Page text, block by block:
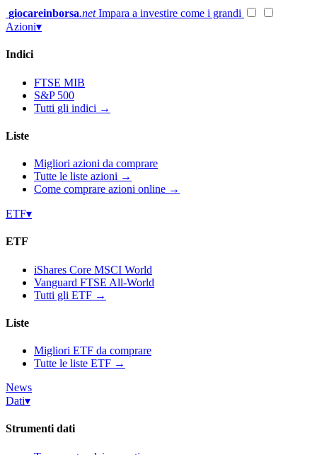
Vai
al
giocareinborsa.net Impara a investire come i grandi
Azioni▾
Indici
FTSE MIB
S&P 500
Tutti gli indici →
Liste
Migliori azioni da comprare
Tutte le liste azioni →
Come comprare azioni online →
ETF▾
ETF
iShares Core MSCI World
Vanguard FTSE All-World
Tutti gli ETF →
Liste
Migliori ETF da comprare
Tutte le liste ETF →
News
Dati▾
Strumenti dati